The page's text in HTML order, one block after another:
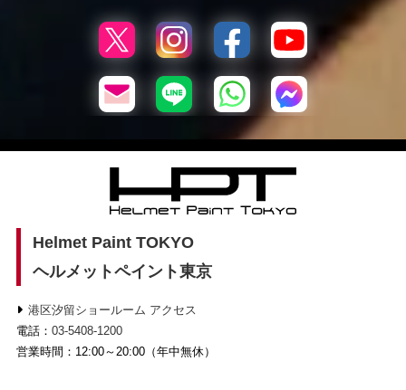
Helmet Paint TOKYO
ヘルメットペイント東京
港区汐留ショールーム アクセス
電話： 03-5408-1200
営業時間：12:00～20:00（年中無休）